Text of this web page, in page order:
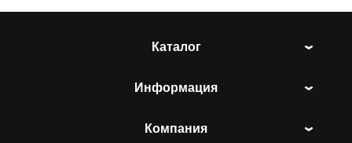
Каталог
Информация
Компания